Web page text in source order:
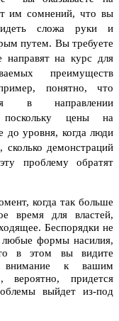
им сомнений, что вы
сложа руки и
путем. Вы требуете
направят на курс для
преимуществ
понятно, что
в направлении
поскольку цены на
до уровня, когда люди
демонстраций
проблему обратят
когда так больше
время для властей,
Беспорядки не
формы насилия,
в этом вы видите
внимание к вашим
придется
выйдет из-под